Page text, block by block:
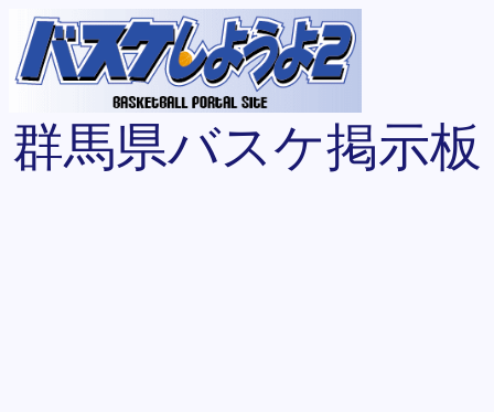
群馬県バスケ掲示板